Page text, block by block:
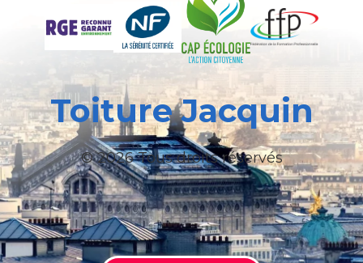
Toiture Jacquin
© 2026 Tous droits réservés